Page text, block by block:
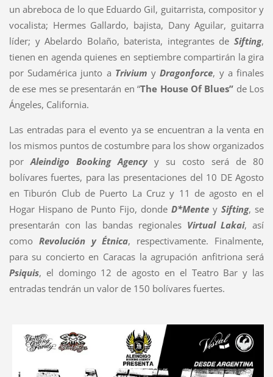
un abreboca de lo que Eduardo Gil, guitarrista, compositor y
vocalista; Hermes Gallardo, bajista, Dany Aguilar, guitarra
líder; y Abelardo Bolaño, baterista, integrantes deSifting,
tienen en agenda quienes en septiembre compartirán la gira
por Sudamérica junto a Trivium yDragonforce, y a finales
de ese mes se presentarán en “The House Of Blues” de Los
Ángeles, California.
Las entradas para el evento ya se encuentran a la venta en
los mismos puntos de costumbre para los show organizados
por Aleindigo Booking Agencyy su costo será de 80
bolívares fuertes, para las presentaciones del 10 DE Agosto
en Tiburón Club de Puerto La Cruz y 11 de agosto en el
Hogar Hispano de Punto Fijo, dondeD*Mente ySifting, se
presentarán con las bandas regionales Virtual Lakai, así
como Revolución y Étnica, respectivamente. Finalmente,
para su concierto en Caracas la agrupación anfitriona será
Psiquis, el domingo 12 de agosto en el Teatro Bar y las
entradas tendrán un valor de 150 bolívares fuertes.